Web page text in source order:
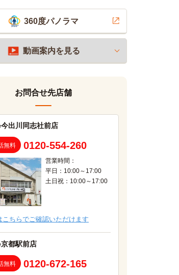
2026/08/03 AM 06:40現在
360度パノラマ
動画案内を見る
お問合せ先店舗
出川同志社前店
無料 0120-554-260
営業時間：
平日：10:00～17:00
土日祝：10:00～17:00
こちらでご確認いただけます
都駅前店
無料 0120-672-165